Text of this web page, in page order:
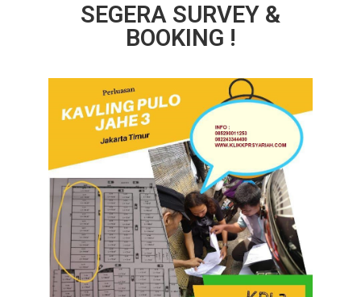
SEGERA SURVEY &
BOOKING !